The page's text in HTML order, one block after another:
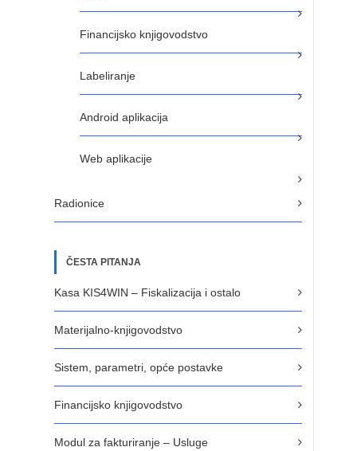
Financijsko knjigovodstvo
Labeliranje
Android aplikacija
Web aplikacije
Radionice
ČESTA PITANJA
Kasa KIS4WIN – Fiskalizacija i ostalo
Materijalno-knjigovodstvo
Sistem, parametri, opće postavke
Financijsko knjigovodstvo
Modul za fakturiranje – Usluge